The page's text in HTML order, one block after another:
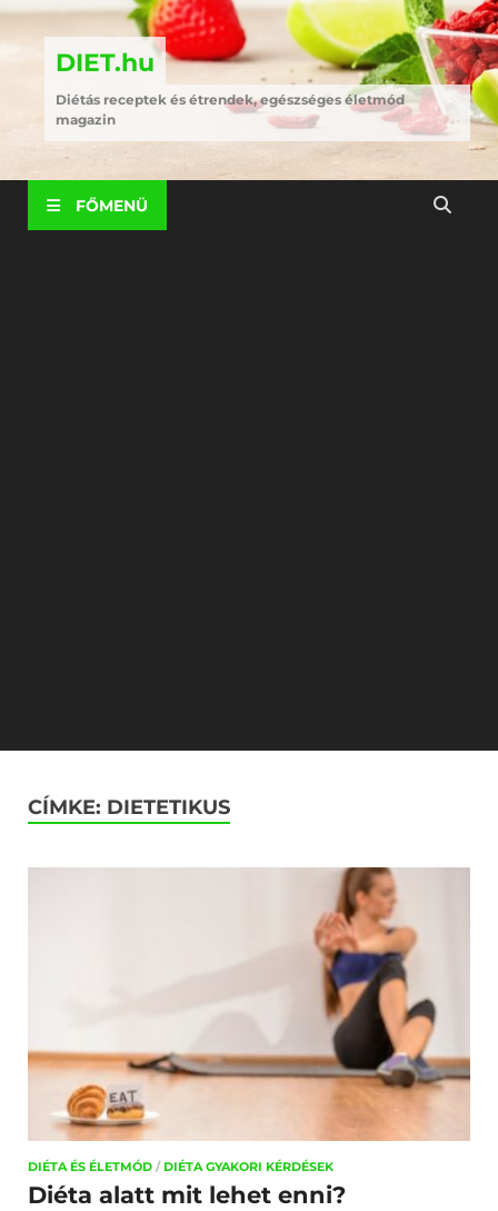
DIET.hu
Diétás receptek és étrendek, egészséges életmód
magazin
FŐMENÜ
CÍMKE: DIETETIKUS
DIÉTA ÉS ÉLETMÓD / DIÉTA GYAKORI KÉRDÉSEK
Diéta alatt mit lehet enni?